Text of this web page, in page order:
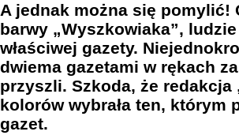
A jednak można się pomylić!
barwy „Wyszkowiaka”,
właściwej gazety.
dwiema gazetami w rękach
przyszli. Szkoda, że redakcja
kolorów wybrała ten, którym
gazet.